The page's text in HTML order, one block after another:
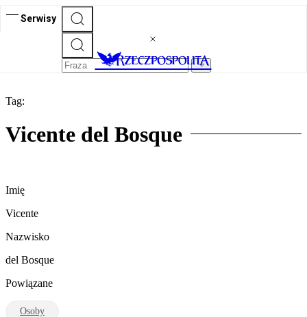
Serwisy
Tag:
Vicente del Bosque
Imię
Vicente
Nazwisko
del Bosque
Powiązane
Osoby